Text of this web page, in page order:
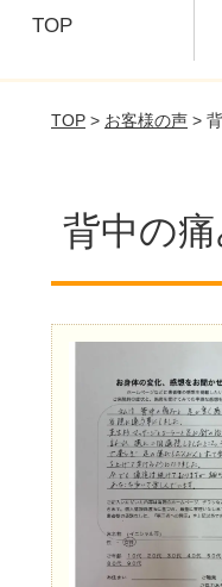
TOP
TOP > お客様の声 >
背中の